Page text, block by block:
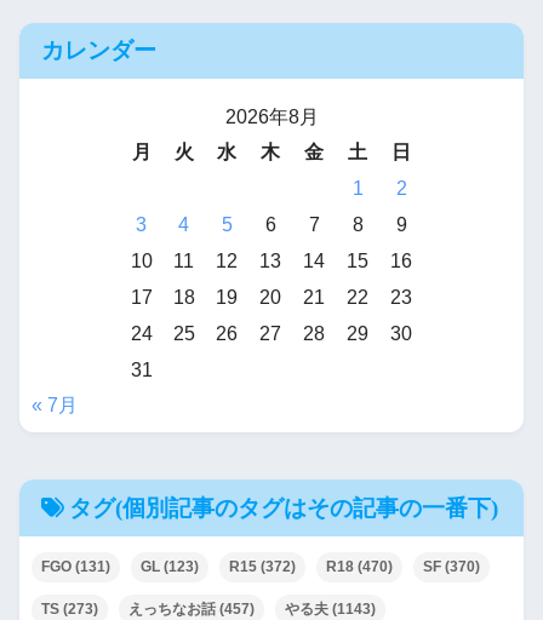
カレンダー
2026年8月
月
火 水 木 金 土
日
1
2
3
4 5 6 7 8
9
10
11 12 13 14 15
16
17
18 19 20 21 22
23
24
25 26 27 28 29
30
31
« 7月
タグ(個別記事のタグはその記事の一番下)
FGO (131) GL (123) R15 (372) R18 (470) SF (370)
TS (273) えっちなお話 (457) やる夫 (1143)